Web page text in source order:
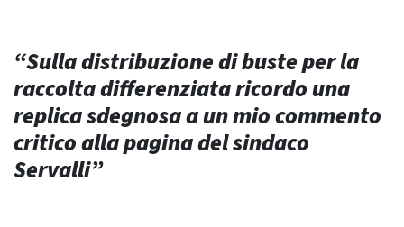
“Sulla distribuzione di buste per la
raccolta differenziata ricordo una
replica sdegnosa a un mio commento
critico alla pagina del sindaco
Servalli”